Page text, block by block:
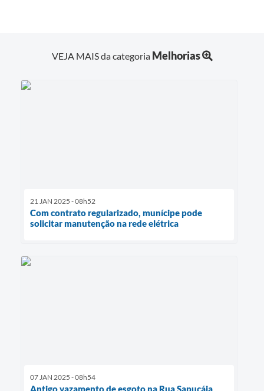
VEJA MAIS da categoria Melhorias
21 JAN 2025 - 08h52
Com contrato regularizado, munícipe pode
solicitar manutenção na rede elétrica
07 JAN 2025 - 08h54